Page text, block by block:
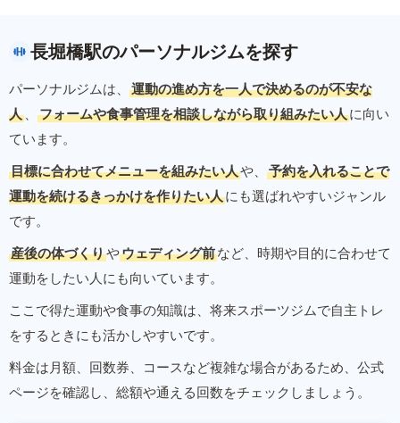
長堀橋駅のパーソナルジムを探す
パーソナルジムは、
運動の進め方を一人で決めるのが不安な
人 、 フォームや食事管理を相談しながら取り組みたい人に向い
ています。
目標に合わせてメニューを組みたい人や、
予約を入れることで
運動を続けるきっかけを作りたい人にも選ばれやすいジャンル
です。
産後の体づくりやウェディング前など、時期や目的に合わせて
運動をしたい人にも向いています。
ここで得た運動や食事の知識は、将来スポーツジムで自主トレ
をするときにも活かしやすいです。
料金は月額、回数券、コースなど複雑な場合があるため、公式
ページを確認し、総額や通える回数をチェックしましょう。